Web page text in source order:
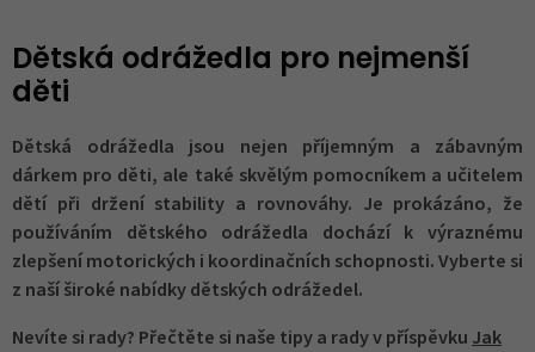
Dětská odrážedla pro nejmenší
děti
Dětská odrážedla jsou nejen příjemným a zábavným
dárkem pro děti, ale také skvělým pomocníkem a učitelem
dětí při držení stability a rovnováhy. Je prokázáno, že
používáním dětského odrážedla dochází k výraznému
zlepšení motorických i koordinačních schopnosti. Vyberte si
z naší široké nabídky dětských odrážedel.
Nevíte si rady? Přečtěte si naše tipy a rady v příspěvku Jak